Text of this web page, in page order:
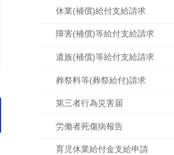
休業(補償)給付支給請求
障害(補償)等給付支給請求
遺族(補償)等給付支給請求
葬祭料等(葬祭給付)請求
第三者行為災害届
労働者死傷病報告
育児休業給付金支給申請